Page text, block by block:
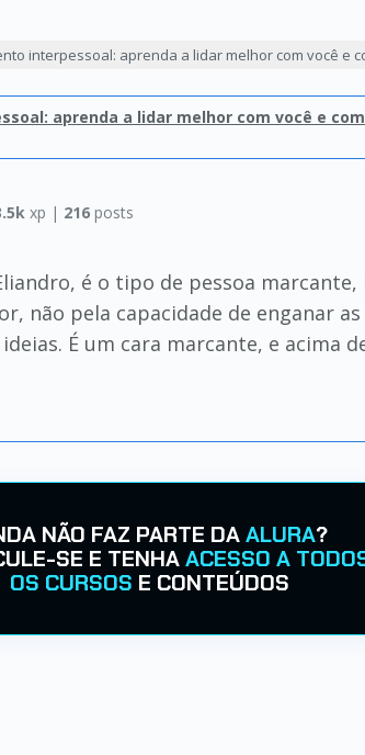
interpessoal: aprenda a lidar melhor com você e
aprenda a lidar melhor com você e
xp | 216posts
é o tipo de pessoa
não pela capacidade de enganar
É um cara marcante, e acima
NÃO FAZ PARTE DAALURA?
SE E TENHAACESSO A
OS CURSOS E CONTEÚDOS